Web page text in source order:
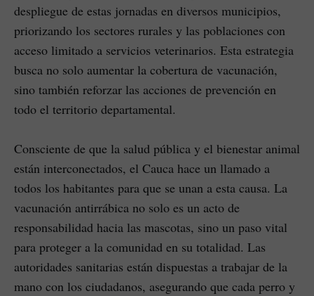
despliegue de estas jornadas en diversos municipios,
priorizando los sectores rurales y las poblaciones con
acceso limitado a servicios veterinarios. Esta estrategia
busca no solo aumentar la cobertura de vacunación,
sino también reforzar las acciones de prevención en
todo el territorio departamental.
Consciente de que la salud pública y el bienestar animal
están interconectados, el Cauca hace un llamado a
todos los habitantes para que se unan a esta causa. La
vacunación antirrábica no solo es un acto de
responsabilidad hacia las mascotas, sino un paso vital
para proteger a la comunidad en su totalidad. Las
autoridades sanitarias están dispuestas a trabajar de la
mano con los ciudadanos, asegurando que cada perro y